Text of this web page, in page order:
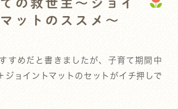
の救世主～ジョイ
ットのススメ～
すめだと書きましたが、子育て期間中
ジョイントマットのセットがイチ押しで